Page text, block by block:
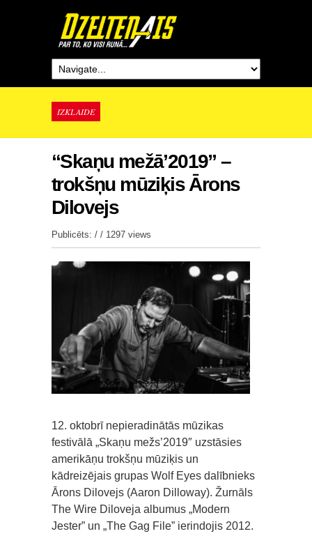
IZKLAIDE
“Skaņu mežā’2019” –
trokšņu mūziķis Ārons
Dilovejs
Publicēts: / / 1297 views
12. oktobrī nepieradinātās mūzikas
festivālā „Skaņu mežs’2019″ uzstāsies
amerikāņu trokšņu mūziķis un
kādreizējais grupas Wolf Eyes dalībnieks
Ārons Dilovejs (Aaron Dilloway). Žurnāls
The Wire Diloveja albumus „Modern
Jester” un „The Gag File” ierindojis 2012.